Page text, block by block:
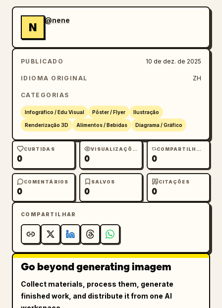
N
@nene
PUBLICADO 10 de dez. de 2025
IDIOMA ORIGINAL ZH
CATEGORIAS
Infográfico / Edu Visual Pôster / Flyer Ilustração
Renderização 3D Alimentos / Bebidas Diagrama / Gráfico
CURTIDAS
0
VISUALIZAÇÕES
0
COMPARTILHAMENTOS
0
COMENTÁRIOS
0
SALVOS
0
CITAÇÕES
0
COMPARTILHAR
Go beyond generating imagem
Collect materials, process them, generate
finished work, and distribute it from one AI